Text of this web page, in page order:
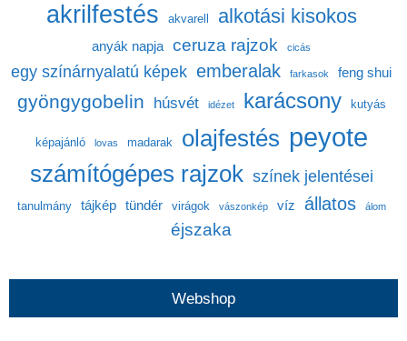
akrilfestés akvarell alkotási kisokos
anyák napja ceruza rajzok cicás
egy színárnyalatú képek emberalak farkasok feng shui
gyöngygobelin húsvét idézet karácsony kutyás
képajánló lovas madarak olajfestés peyote
számítógépes rajzok színek jelentései
tanulmány tájkép tündér virágok vászonkép víz állatos álom
éjszaka
Webshop